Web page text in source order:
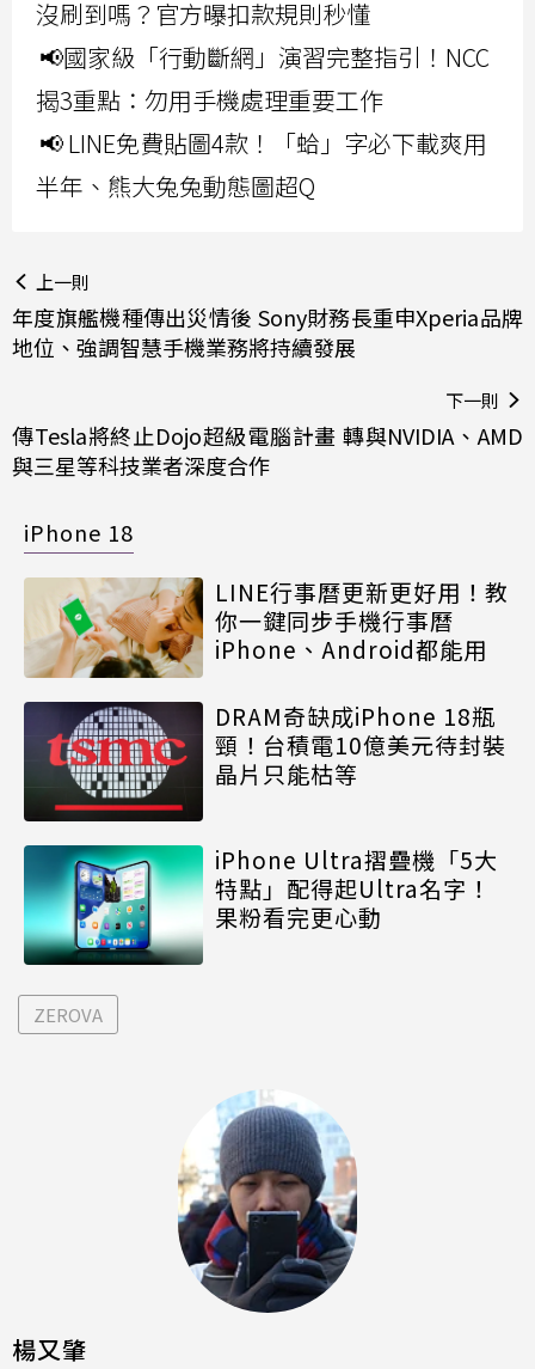
沒刷到嗎？官方曝扣款規則秒懂
📢國家級「行動斷網」演習完整指引！NCC
揭3重點：勿用手機處理重要工作
📢 LINE免費貼圖4款！「蛤」字必下載爽用
半年、熊大兔兔動態圖超Q
上一則
年度旗艦機種傳出災情後 Sony財務長重申Xperia品牌
地位、強調智慧手機業務將持續發展
下一則
傳Tesla將終止Dojo超級電腦計畫 轉與NVIDIA、AMD
與三星等科技業者深度合作
iPhone 18
LINE行事曆更新更好用！教
你一鍵同步手機行事曆
iPhone、Android都能用
DRAM奇缺成iPhone 18瓶
頸！台積電10億美元待封裝
晶片只能枯等
iPhone Ultra摺疊機「5大
特點」配得起Ultra名字！
果粉看完更心動
ZEROVA
楊又肇